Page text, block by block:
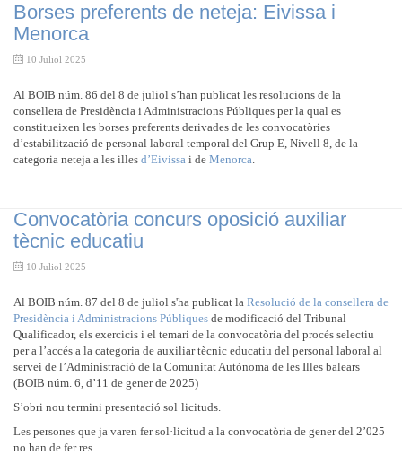
Borses preferents de neteja: Eivissa i
Menorca
10 Juliol 2025
Al BOIB núm. 86 del 8 de juliol s’han publicat les resolucions de la
consellera de Presidència i Administracions Públiques per la qual es
constitueixen les borses preferents derivades de les convocatòries
d’estabilització de personal laboral temporal del Grup E, Nivell 8, de la
categoria neteja a les illes d’Eivissa i de Menorca.
Convocatòria concurs oposició auxiliar
tècnic educatiu
10 Juliol 2025
Al BOIB núm. 87 del 8 de juliol s'ha publicat la Resolució de la consellera de
Presidència i Administracions Públiques de modificació del Tribunal
Qualificador, els exercicis i el temari de la convocatòria del procés selectiu
per a l’accés a la categoria de auxiliar tècnic educatiu del personal laboral al
servei de l’Administració de la Comunitat Autònoma de les Illes balears
(BOIB núm. 6, d’11 de gener de 2025)
S’obri nou termini presentació sol·licituds.
Les persones que ja varen fer sol·licitud a la convocatòria de gener del 2’025
no han de fer res.